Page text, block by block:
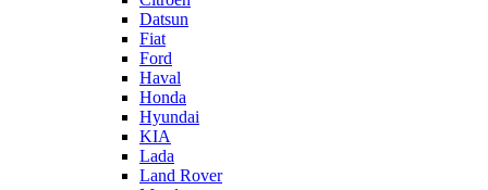
Datsun
Fiat
Ford
Haval
Honda
Hyundai
KIA
Lada
Land Rover